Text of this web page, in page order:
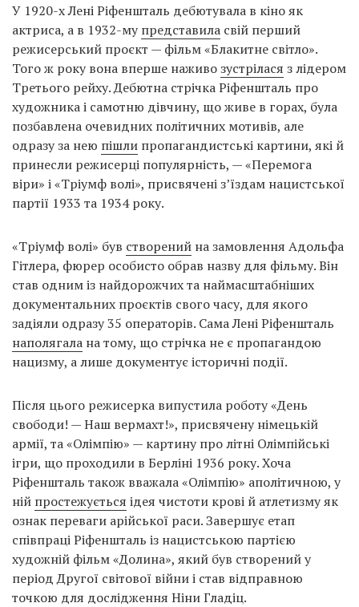
У 1920-х Лені Ріфеншталь дебютувала в кіно як
актриса, а в 1932-мупредставила свій перший
режисерський проєкт — фільм «Блакитне світло».
Того ж року вона вперше наживозустрілася з лідером
Третього рейху. Дебютна стрічка Ріфеншталь про
художника і самотню дівчину, що живе в горах, була
позбавлена ​​очевидних політичних мотивів, але
одразу за нею пішли пропагандистські картини, які й
принесли режисерці популярність, — «Перемога
віри» і «Тріумф волі», присвячені з’їздам нацистської
партії 1933 та 1934 року.
«Тріумф волі» був створений на замовлення Адольфа
Гітлера, фюрер особисто обрав назву для фільму. Він
став одним із найдорожчих та наймасштабніших
документальних проєктів свого часу, для якого
задіяли одразу 35 операторів. Сама Лені Ріфеншталь
наполягала на тому, що стрічка не є пропагандою
нацизму, а лише документує історичні події.
Після цього режисерка випустила роботу «День
свободи! — Наш вермахт!», присвячену німецькій
армії, та «Олімпію» — картину про літні Олімпійські
ігри, що проходили в Берліні 1936 року. Хоча
Ріфеншталь також вважала «Олімпію» аполітичною, у
ній простежується ідея чистоти крові й атлетизму як
ознак переваги арійської раси. Завершує етап
співпраці Ріфеншталь із нацистською партією
художній фільм «Долина», який був створений у
період Другої світової війни і став відправною
точкою для дослідження Ніни Гладіц.